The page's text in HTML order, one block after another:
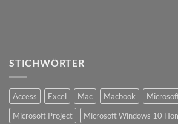
STICHWÖRTER
Access Excel Mac Macbook
Microsoft Project
Microsoft Windows 10